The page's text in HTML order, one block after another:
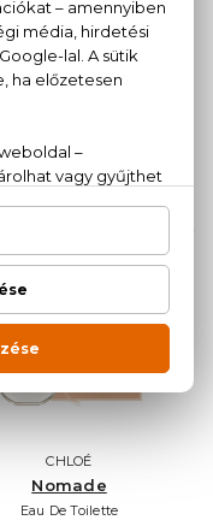
Eau De Parfum
19.730 Ft -tól
CHLOÉ
Nomade
Eau De Toilette